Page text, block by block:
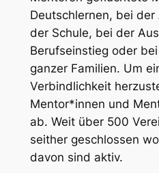
Deutschlernen, bei
der Schule, bei der
Berufseinstieg oder
ganzer Familien. Um
Verbindlichkeit
Mentor*innen und
ab. Weit über 500
seither geschlossen
davon sind aktiv.